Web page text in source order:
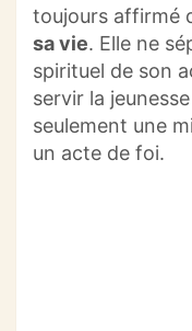
toujours affirmé
sa vie. Elle ne
spirituel de son
servir la
seulement une
un acte de foi.